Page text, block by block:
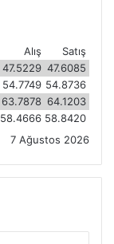
Satış
Alış
47.6085
47.5229
54.8736
54.7749
64.1203
63.7878
58.8420
58.4666
7 Ağustos 2026